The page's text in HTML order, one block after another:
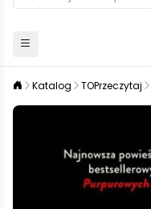
Katalog TOPrzeczytaj